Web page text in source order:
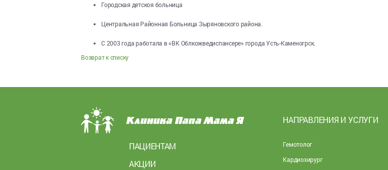
Городская детскоя больница
Центральная Районная Больница Зыряновского района.
С 2003 года работала в «ВК Облкожведиспансере» города Усть-Каменогрск.
Возврат к списку
ПАЦИЕНТАМ
АКЦИИ
НАПРАВЛЕНИЯ И УСЛУГИ
Гемотолог
Кардиохирург